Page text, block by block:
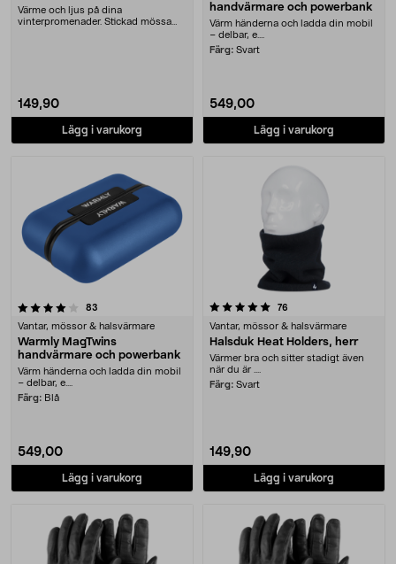
Värme och ljus på dina
vinterpromenader. Stickad mössa
149,90
Lägg i varukorg
handvärmare och powerbank
Värm händerna och ladda din mobil
– delbar, e....
Färg: Svart
549,00
Lägg i varukorg
83
Vantar, mössor & halsvärmare
Warmly MagTwins
handvärmare och powerbank
Värm händerna och ladda din mobil
– delbar, e....
Färg: Blå
549,00
Lägg i varukorg
5.0 av 5 stjärnor 76
Vantar, mössor & halsvärmare
Halsduk Heat Holders, herr
Värmer bra och sitter stadigt även
när du är ....
Färg: Svart
149,90
Lägg i varukorg